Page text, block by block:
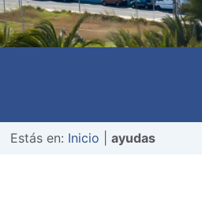
Estás en: Inicio |ayudas